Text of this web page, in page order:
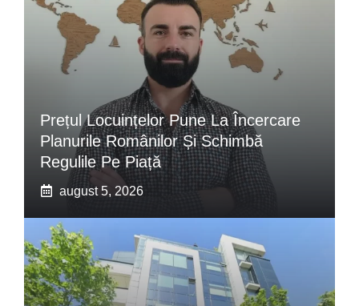
Prețul Locuințelor Pune La Încercare
Planurile Românilor Și Schimbă
Regulile Pe Piață
august 5, 2026